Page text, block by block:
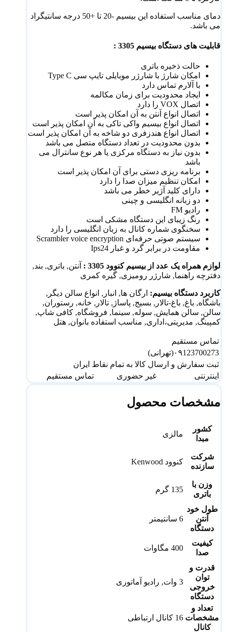
دمای مناسب استفاده این بیسیم -20 تا +50 درجه سانتیگراد
می باشد.
قابلیت های دستگاه بیسیم 3305 :
حالت ذخیره باتری
امکان شارژ با شارژر موبایلی تایپ سی Type C
با آلارم تماس دارد
ایجاد محدودیت برای زمان مکالمه
اتصال VOX را دارد
اتصال انواع آنتن به آن امکان پذیر است
اتصال انواع بیسیم واکی تاکی به آن امکان پذیر است
اتصال انواع هندزفری دو شاخه به آن امکان پذیر است
بدون محدودیت در تعداد دستگاه متصل می باشد
بدون نیاز به دستگاه مرکزی یا هر نوع سانترال می
باشد
برنامه ریزی دستی برای آن امکان پذیر است
امکان تنظیم میزان صدا را دارد
دارای کلید آژیر خطر می باشد
دو زبانه انگلیسی و چینی
رادیو FM
رنگ زیبای این دستگاه مشکی است
سخنگوی شماره کانال به زبان انگلیسی را دارد
سیستم صوتی حرفه‌ای Scrambler voice encryption
مقاومت در برابر گرد و غبار Ips24
لوازم همراه یک عدد از بیسیم کنوود 3305 :
آنتن, باتری, بند,
دفترچه راهنما, شارژر رومیزی, گیره کمری
کاربرد دستگاه بیسیم: ارگان ها, انبار, انواع سالن دیگر,
باشگاه, باغ, باغ-تالار, بسیج, پاساژ, تالار, خانه, رستوران,
سالن, سالن همایش, سوله, سینما, فروشگاه, کافی شاپ,
کمپینگ, مدیریتی،اداری, مناسب استفاده بانوان, هتل
تماس مستقیم
۰۹123700273(تهرانی)
ثبت سفارش و ارسال کالا به تمام نقاط ایران
اینترنتی
غیر حضوری تماس مستقیم
مشخصات محصول
کشور
مبدا
مالزی
شرکت
سازنده
کنوود Kenwood
وزن با
باتری
135 گرم
طول خود
آنتن
دستگاه
6 سانتیمتر
کیفیت
صدا
400 مگاوات
قدرت و
توان
خروجی
دستگاه
3 وات, رادیو آماتوری
تعداد و
مشخصات
کانال
16 کانال ارتباطی